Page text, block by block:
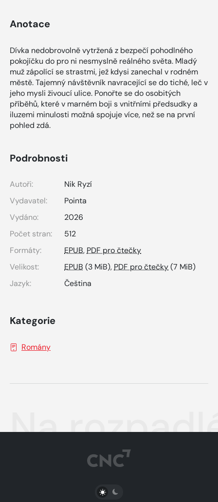
Anotace
Dívka nedobrovolně vytržená z bezpečí pohodlného
pokojíčku do pro ni nesmyslně reálného světa. Mladý
muž zápolící se strastmi, jež kdysi zanechal v rodném
městě. Tajemný návštěvník navracející se do tiché, leč v
jeho mysli živoucí ulice. Ponořte se do osobitých
příběhů, které v marném boji s vnitřními předsudky a
iluzemi minulosti možná spojuje více, než se na první
pohled zdá.
Podrobnosti
Autoři:
Nik Ryzí
Vydavatel:
Pointa
Vydáno:
2026
Počet stran:
512
Formáty:
EPUB, PDF pro čtečky
Velikost:
EPUB (3 MiB), PDF pro čtečky(7 MiB)
Jazyk:
Čeština
Kategorie
Romány
Na
PŘEPNOUT SVĚTLÝ/TMAVÝ REŽIM